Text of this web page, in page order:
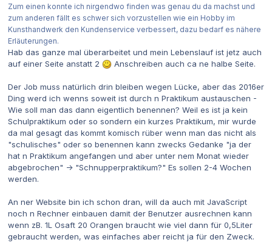
Zum einen konnte ich nirgendwo finden was genau du da machst und
zum anderen fällt es schwer sich vorzustellen wie ein Hobby im
Kunsthandwerk den Kundenservice verbessert, dazu bedarf es nähere
Erläuterungen.
Hab das ganze mal überarbeitet und mein Lebenslauf ist jetz auch
auf einer Seite anstatt 2
Anschreiben auch ca ne halbe Seite.
Der Job muss natürlich drin bleiben wegen Lücke, aber das 2016er
Ding werd ich wenns soweit ist durch n Praktikum austauschen -
Wie soll man das dann eigentlich benennen? Weil es ist ja kein
Schulpraktikum oder so sondern ein kurzes Praktikum, mir wurde
da mal gesagt das kommt komisch rüber wenn man das nicht als
"schulisches" oder so benennen kann zwecks Gedanke "ja der
hat n Praktikum angefangen und aber unter nem Monat wieder
abgebrochen" -> "Schnupperpraktikum?" Es sollen 2-4 Wochen
werden.
An ner Website bin ich schon dran, will da auch mit JavaScript
noch n Rechner einbauen damit der Benutzer ausrechnen kann
wenn zB. 1L Osaft 20 Orangen braucht wie viel dann für 0,5Liter
gebraucht werden, was einfaches aber reicht ja für den Zweck.